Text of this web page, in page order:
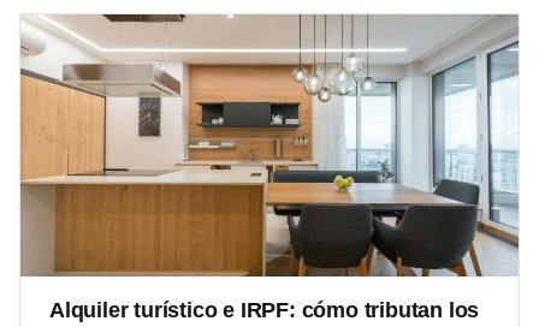
Alquiler turístico e IRPF: cómo tributan los